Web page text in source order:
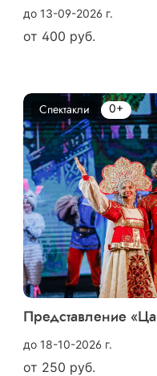
до 13-09-2026 г.
от 400 руб.
Представление
до 18-10-2026 г.
от 250 руб.
Спектакли 0+